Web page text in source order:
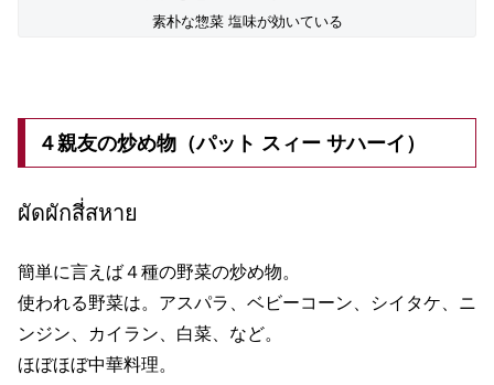
素朴な惣菜 塩味が効いている
４親友の炒め物（パット スィー サハーイ）
ผัดผักสี่สหาย
簡単に言えば４種の野菜の炒め物。
使われる野菜は。アスパラ、ベビーコーン、シイタケ、ニ
ンジン、カイラン、白菜、など。
ほぼほぼ中華料理。